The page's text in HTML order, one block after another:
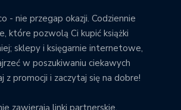
- nie przegap okazji. Codziennie
które pozwolą Ci kupić książki
sklepy i księgarnie internetowe,
w poszukiwaniu ciekawych
z promocji i zaczytaj się na dobre!
zawierają linki partnerskie.